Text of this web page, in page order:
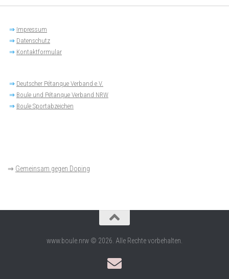
⇒ Impressum
⇒ Datenschutz
⇒ Kontaktformular
⇒ Deutscher Pétanque Verband e.V.
⇒ Boule und Pétanque Verband NRW
⇒ Boule Sportabzeichen
⇒ Gemeinsam gegen Doping
www.boule.nrw © 2026. Alle Rechte vorbehalten.